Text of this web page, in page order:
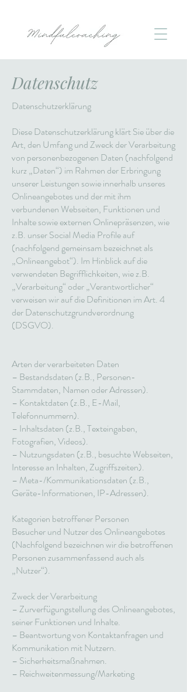
Datenschutz
Datenschutzerklärung
Diese Datenschutzerklärung klärt Sie über die
Art, den Umfang und Zweck der Verarbeitung
von personenbezogenen Daten (nachfolgend
kurz „Daten“) im Rahmen der Erbringung
unserer Leistungen sowie innerhalb unseres
Onlineangebotes und der mit ihm
verbundenen Webseiten, Funktionen und
Inhalte sowie externen Onlinepräsenzen, wie
z.B. unser Social Media Profile auf
(nachfolgend gemeinsam bezeichnet als
„Onlineangebot“). Im Hinblick auf die
verwendeten Begrifflichkeiten, wie z.B.
„Verarbeitung“ oder „Verantwortlicher“
verweisen wir auf die Definitionen im Art. 4
der Datenschutzgrundverordnung
(DSGVO).
Arten der verarbeiteten Daten
– Bestandsdaten (z.B., Personen-
Stammdaten, Namen oder Adressen).
– Kontaktdaten (z.B., E-Mail,
Telefonnummern).
– Inhaltsdaten (z.B., Texteingaben,
Fotografien, Videos).
– Nutzungsdaten (z.B., besuchte Webseiten,
Interesse an Inhalten, Zugriffszeiten).
– Meta-/Kommunikationsdaten (z.B.,
Geräte-Informationen, IP-Adressen).
Kategorien betroffener Personen
Besucher und Nutzer des Onlineangebotes
(Nachfolgend bezeichnen wir die betroffenen
Personen zusammenfassend auch als
„Nutzer“).
Zweck der Verarbeitung
– Zurverfügungstellung des Onlineangebotes,
seiner Funktionen und Inhalte.
– Beantwortung von Kontaktanfragen und
Kommunikation mit Nutzern.
– Sicherheitsmaßnahmen.
– Reichweitenmessung/Marketing